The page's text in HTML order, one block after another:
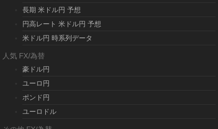
長期 米ドル円 予想
円高レート 米ドル円 予想
米ドル円 時系列データ
人気 FX/為替
豪ドル円
ユーロ円
ポンド円
ユーロドル